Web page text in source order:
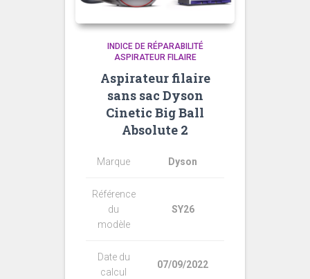
INDICE DE RÉPARABILITÉ
ASPIRATEUR FILAIRE
Aspirateur filaire
sans sac Dyson
Cinetic Big Ball
Absolute 2
Marque Dyson
Référence
du
modèle
SY26
Date du
calcul
07/09/2022